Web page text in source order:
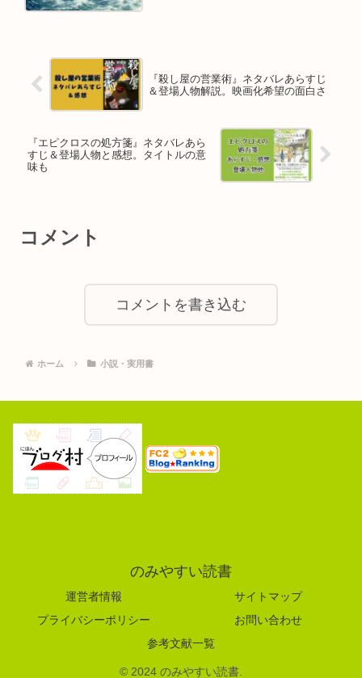
『殺し屋の営業術』ネタバレあらすじ
＆登場人物解説。映画化希望の面白さ
『エピクロスの処方箋』ネタバレあら
すじ＆登場人物と感想。タイトルの意
味も
コメント
コメントを書き込む
ホーム 小説・実用書
のみやすい読書
運営者情報
サイトマップ
プライバシーポリシー
お問い合わせ
参考文献一覧
© 2024 のみやすい読書.